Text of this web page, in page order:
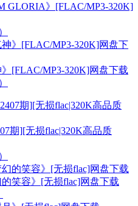
GLORIA》[FLAC/MP3-320K]
[FLAC/MP3-320K]网盘下载
期][无损flac|320K高品质
笑容》[无损flac]网盘下载